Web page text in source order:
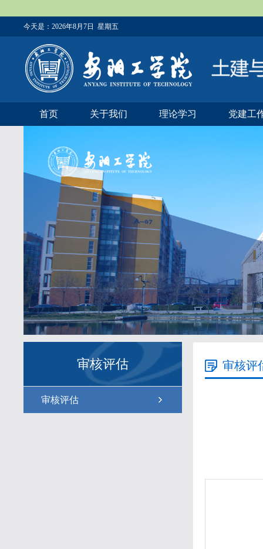
今天是： 2026年8月7日 星期五
首页 关于我们 理论学习 党建工
审核评估
审核评估
审核评